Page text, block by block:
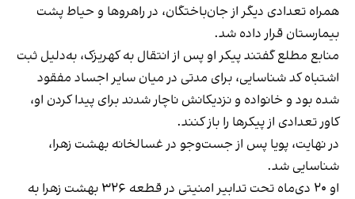
همراه تعدادی دیگر از جان‌باختگان، در راهروها و حیاط پشت
بیمارستان قرار داده شد.
منابع مطلع گفتند پیکر او پس از انتقال به کهریزک، به‌دلیل ثبت
اشتباه کد شناسایی، برای مدتی در میان سایر اجساد مفقود
شده بود و خانواده و نزدیکانش ناچار شدند برای پیدا کردن او،
کاور تعدادی از پیکرها را باز کنند.
در نهایت، پویا پس از جست‌وجو در غسالخانه بهشت زهرا،
شناسایی شد.
او ۲۰ دی‌ماه تحت تدابیر امنیتی در قطعه ۳۲۶ بهشت زهرا به